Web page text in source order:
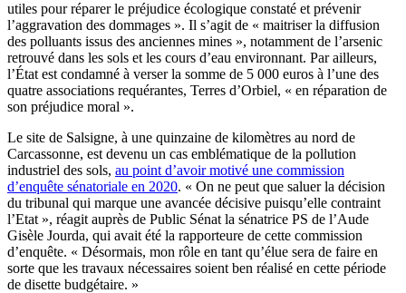
utiles pour réparer le préjudice écologique constaté et prévenir
l’aggravation des dommages ». Il s’agit de « maitriser la diffusion
des polluants issus des anciennes mines », notamment de l’arsenic
retrouvé dans les sols et les cours d’eau environnant. Par ailleurs,
l’État est condamné à verser la somme de 5 000 euros à l’une des
quatre associations requérantes, Terres d’Orbiel, « en réparation de
son préjudice moral ».
Le site de Salsigne, à une quinzaine de kilomètres au nord de
Carcassonne, est devenu un cas emblématique de la pollution
industriel des sols, au point d’avoir motivé une commission
d’enquête sénatoriale en 2020. « On ne peut que saluer la décision
du tribunal qui marque une avancée décisive puisqu’elle contraint
l’Etat », réagit auprès de Public Sénat la sénatrice PS de l’Aude
Gisèle Jourda, qui avait été la rapporteure de cette commission
d’enquête. « Désormais, mon rôle en tant qu’élue sera de faire en
sorte que les travaux nécessaires soient ben réalisé en cette période
de disette budgétaire. »